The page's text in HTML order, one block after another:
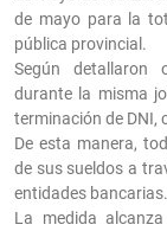
de mayo para la
pública provincial.
Según detallaron
durante la misma
terminación de DNI,
De esta manera,
de sus sueldos a
entidades bancarias.
La medida